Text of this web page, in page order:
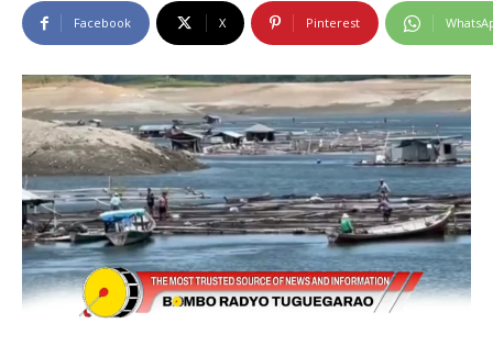
Facebook X Pinterest